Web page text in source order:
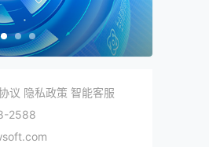
议 隐私政策 智能客服
2588